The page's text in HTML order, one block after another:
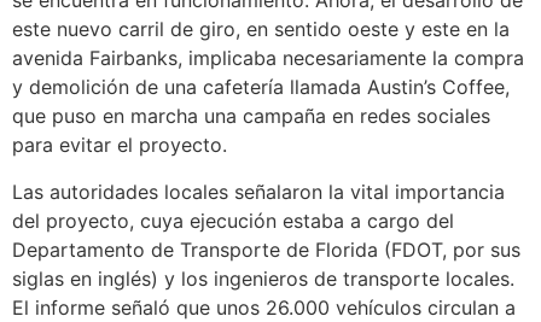
este nuevo carril de giro, en sentido oeste y este en la
avenida Fairbanks, implicaba necesariamente la compra
y demolición de una cafetería llamada Austin’s Coffee,
que puso en marcha una campaña en redes sociales
para evitar el proyecto.
Las autoridades locales señalaron la vital importancia
del proyecto, cuya ejecución estaba a cargo del
Departamento de Transporte de Florida (FDOT, por sus
siglas en inglés) y los ingenieros de transporte locales.
El informe señaló que unos 26.000 vehículos circulan a